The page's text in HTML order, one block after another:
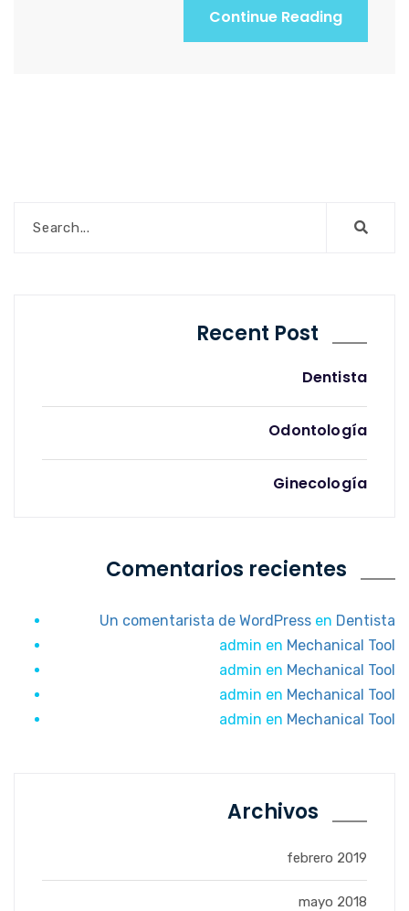
Continue Reading
Recent Post
Dentista
Odontología
Ginecología
Comentarios recientes
Un comentarista de WordPress en Dentista
admin en Mechanical Tool
admin en Mechanical Tool
admin en Mechanical Tool
admin en Mechanical Tool
Archivos
febrero 2019
mayo 2018